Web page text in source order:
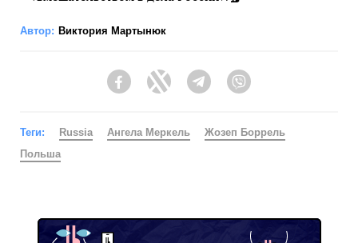
Автор: Виктория Мартынюк
FacebookTwitter Telegram
Теги: Russia Ангела Меркель
Жозеп Боррель
Польша